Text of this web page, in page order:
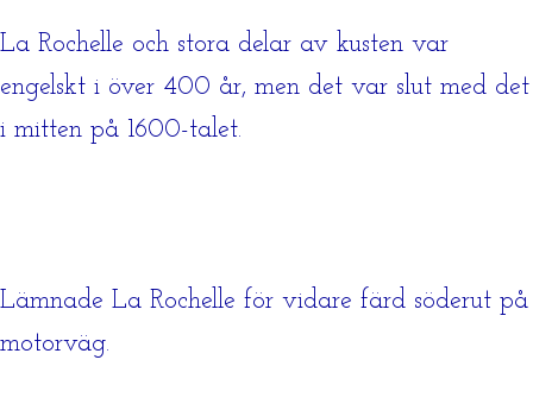
La Rochelle och stora delar av kusten var
engelskt i över 400 år, men det var slut med det
i mitten på 1600-talet.
Lämnade La Rochelle för vidare färd söderut på
motorväg.